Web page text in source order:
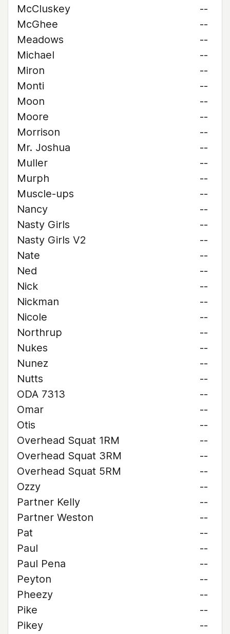
McCluskey
--
McGhee
--
Meadows
--
Michael
--
Miron
--
Monti
--
Moon
--
Moore
--
Morrison
--
Mr. Joshua
--
Muller
--
Murph
--
Muscle-ups
--
Nancy
--
Nasty Girls
--
Nasty Girls V2
--
Nate
--
Ned
--
Nick
--
Nickman
--
Nicole
--
Northrup
--
Nukes
--
Nunez
--
Nutts
--
ODA 7313
--
Omar
--
Otis
--
Overhead Squat 1RM
--
Overhead Squat 3RM
--
Overhead Squat 5RM
--
Ozzy
--
Partner Kelly
--
Partner Weston
--
Pat
--
Paul
--
Paul Pena
--
Peyton
--
Pheezy
--
Pike
--
Pikey
--